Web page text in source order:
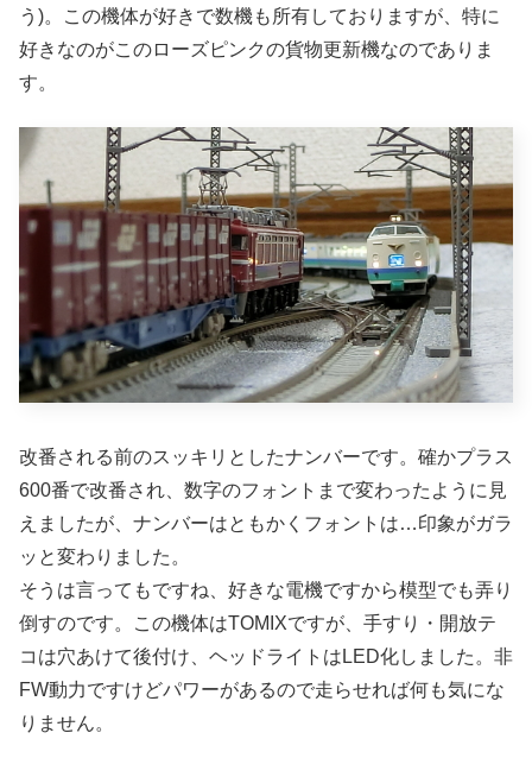
う)。この機体が好きで数機も所有しておりますが、特に
好きなのがこのローズピンクの貨物更新機なのでありま
す。
改番される前のスッキリとしたナンバーです。確かプラス
600番で改番され、数字のフォントまで変わったように見
えましたが、ナンバーはともかくフォントは…印象がガラ
ッと変わりました。
そうは言ってもですね、好きな電機ですから模型でも弄り
倒すのです。この機体はTOMIXですが、手すり・開放テ
コは穴あけて後付け、ヘッドライトはLED化しました。非
FW動力ですけどパワーがあるので走らせれば何も気にな
りません。